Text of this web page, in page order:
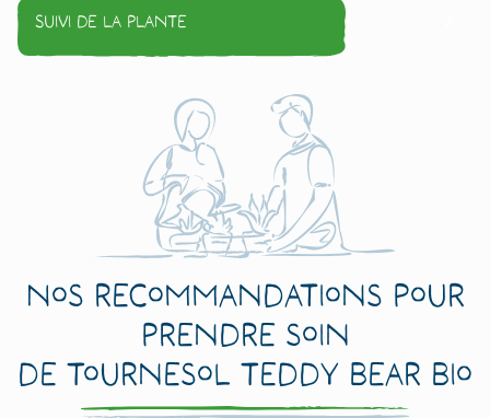
Suivi de la plante
Nos recommandations pour
prendre soin
de Tournesol Teddy Bear Bio